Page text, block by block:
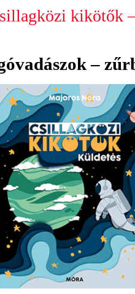
kikötők
–